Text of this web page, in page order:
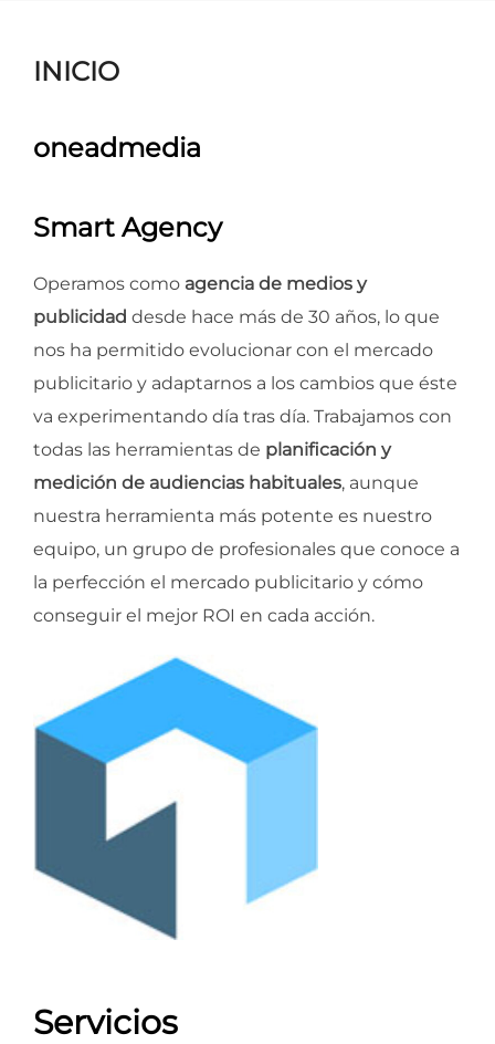
INICIO
oneadmedia
Smart Agency
Operamos como agencia de medios y
publicidad desde hace más de 30 años, lo que
nos ha permitido evolucionar con el mercado
publicitario y adaptarnos a los cambios que éste
va experimentando día tras día. Trabajamos con
todas las herramientas de planificación y
medición de audiencias habituales, aunque
nuestra herramienta más potente es nuestro
equipo, un grupo de profesionales que conoce a
la perfección el mercado publicitario y cómo
conseguir el mejor ROI en cada acción.
Servicios